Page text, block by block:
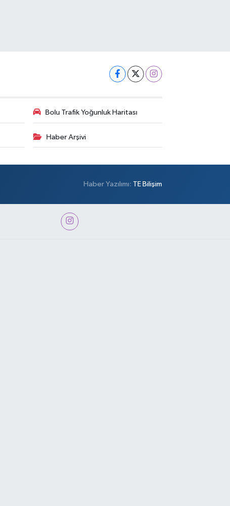
Bolu Trafik Yoğunluk Haritası
Haber Arşivi
Haber Yazılımı: TE Bilişim